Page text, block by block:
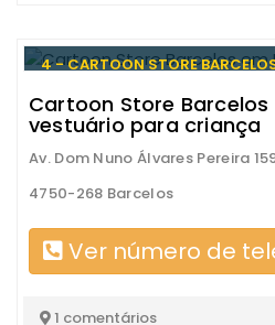
4 - CARTOON STORE
Cartoon Store Barcelos
vestuário para criança
Av. Dom Nuno Álvares Pereira
4750-268 Barcelos
Ver número de
1 comentários